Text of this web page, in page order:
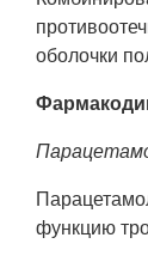
оболочки
функцию